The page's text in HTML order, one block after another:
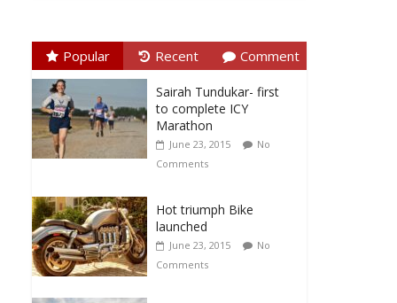
Popular Recent Comment
Sairah Tundukar- first
to complete ICY
Marathon
June 23, 2015
No
Comments
Hot triumph Bike
launched
June 23, 2015
No
Comments